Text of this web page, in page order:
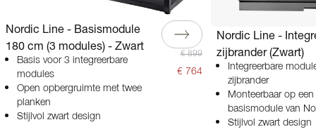
Nordic Line - Basismodule
180 cm (3 modules) - Zwart
Basis voor 3 integreerbare
modules
Open opbergruimte met twee
planken
Stijlvol zwart design
€ 899
€ 764
Nordic Line -
zijbrander (Zwart)
Integreerbare
zijbrander
Monteerbaar op een
basismodule van
Stijlvol zwart design